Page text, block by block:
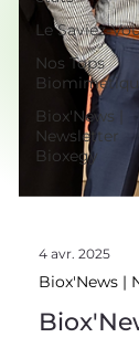
Le Saviez-
Nos Tops
Biox'News |
Newsletter
Bioxegy
4 avr. 2025
Biox'News |